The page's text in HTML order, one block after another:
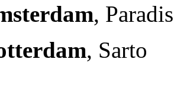
,
, Sarto